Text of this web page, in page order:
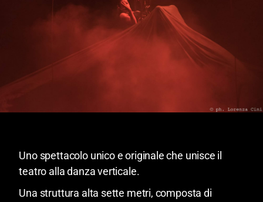
Uno spettacolo unico e originale che unisce il
teatro alla danza verticale.
Una struttura alta sette metri, composta di